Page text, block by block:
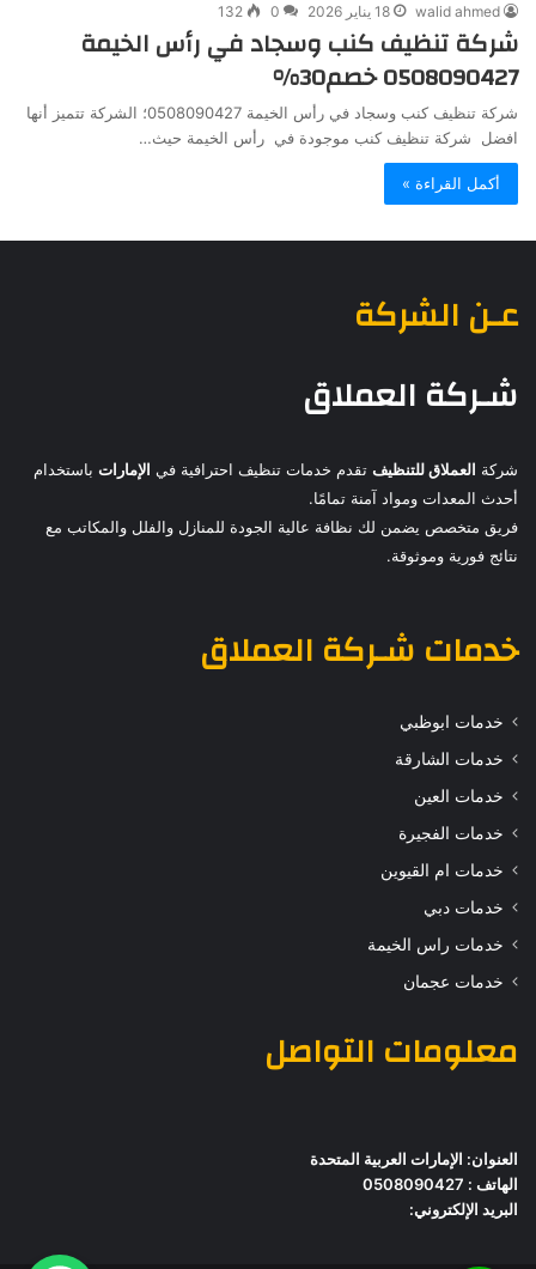
walid ahmed 18 يناير 2026 0
132
شركة تنظيف كنب وسجاد في رأس الخيمة
0508090427 خصم30%
شركة تنظيف كنب وسجاد في رأس الخيمة 0508090427؛ الشركة تتميز أنها
افضل شركة تنظيف كنب موجودة في رأس الخيمة حيث…
أكمل القراءة »
عـن الشركة
شـركة العملاق
شركة العملاق للتنظيف تقدم خدمات تنظيف احترافية في الإمارات باستخدام
أحدث المعدات ومواد آمنة تمامًا.
فريق متخصص يضمن لك نظافة عالية الجودة للمنازل والفلل والمكاتب مع
نتائج فورية وموثوقة.
خدمات شـركة العملاق
خدمات ابوظبي
خدمات الشارقة
خدمات العين
خدمات الفجيرة
خدمات ام القيوين
خدمات دبي
خدمات راس الخيمة
خدمات عجمان
معلومات التواصل
العنوان: الإمارات العربية المتحدة
الهاتف : 0508090427
البريد الإلكتروني: